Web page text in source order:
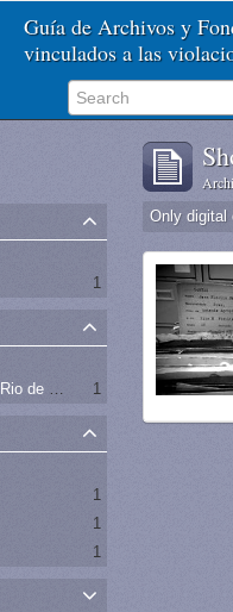
Guía de Archivos y
vinculados a las
1
Arquivo Publico do Estado do Rio de Janeiro -
1
1
1
1
Only digital